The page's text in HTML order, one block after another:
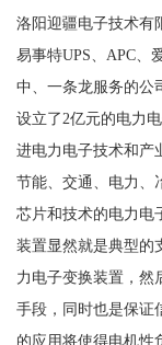
洛阳迎疆电子技术有
易事特UPS、APC、
中、一条龙服务的公
设立了2亿元的电力
进电力电子技术和产
节能、交通、电力、
芯片和技术的电力电
装置显然就是典型的
力电子变换装置，然
手段，同时也是保证
的应用将使得电机性